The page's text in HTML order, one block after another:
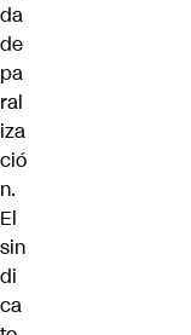
da
de
pa
ral
iza
ció
n.
El
sin
di
ca